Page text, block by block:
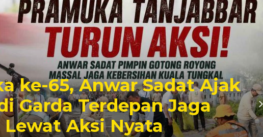
ke-65, Anwar Sadat Ajak
Garda Terdepan Jaga
Aksi Nyata